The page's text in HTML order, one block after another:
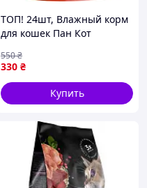
ТОП! 24шт, Влажный корм
для кошек Пан Кот
(4820111141029) - (gHome)
330 ₴
550₴
Купить